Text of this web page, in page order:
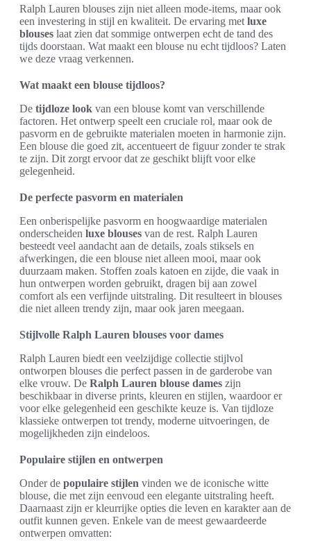
Ralph Lauren blouses zijn niet alleen mode-items, maar ook
een investering in stijl en kwaliteit. De ervaring met luxe
blouses laat zien dat sommige ontwerpen echt de tand des
tijds doorstaan. Wat maakt een blouse nu echt tijdloos? Laten
we deze vraag verkennen.
Wat maakt een blouse tijdloos?
De tijdloze look van een blouse komt van verschillende
factoren. Het ontwerp speelt een cruciale rol, maar ook de
pasvorm en de gebruikte materialen moeten in harmonie zijn.
Een blouse die goed zit, accentueert de figuur zonder te strak
te zijn. Dit zorgt ervoor dat ze geschikt blijft voor elke
gelegenheid.
De perfecte pasvorm en materialen
Een onberispelijke pasvorm en hoogwaardige materialen
onderscheiden luxe blouses van de rest. Ralph Lauren
besteedt veel aandacht aan de details, zoals stiksels en
afwerkingen, die een blouse niet alleen mooi, maar ook
duurzaam maken. Stoffen zoals katoen en zijde, die vaak in
hun ontwerpen worden gebruikt, dragen bij aan zowel
comfort als een verfijnde uitstraling. Dit resulteert in blouses
die niet alleen trendy zijn, maar ook jaren meegaan.
Stijlvolle Ralph Lauren blouses voor dames
Ralph Lauren biedt een veelzijdige collectie stijlvol
ontworpen blouses die perfect passen in de garderobe van
elke vrouw. De Ralph Lauren blouse dames zijn
beschikbaar in diverse prints, kleuren en stijlen, waardoor er
voor elke gelegenheid een geschikte keuze is. Van tijdloze
klassieke ontwerpen tot trendy, moderne uitvoeringen, de
mogelijkheden zijn eindeloos.
Populaire stijlen en ontwerpen
Onder de populaire stijlen vinden we de iconische witte
blouse, die met zijn eenvoud een elegante uitstraling heeft.
Daarnaast zijn er kleurrijke opties die leven en karakter aan de
outfit kunnen geven. Enkele van de meest gewaardeerde
ontwerpen omvatten: